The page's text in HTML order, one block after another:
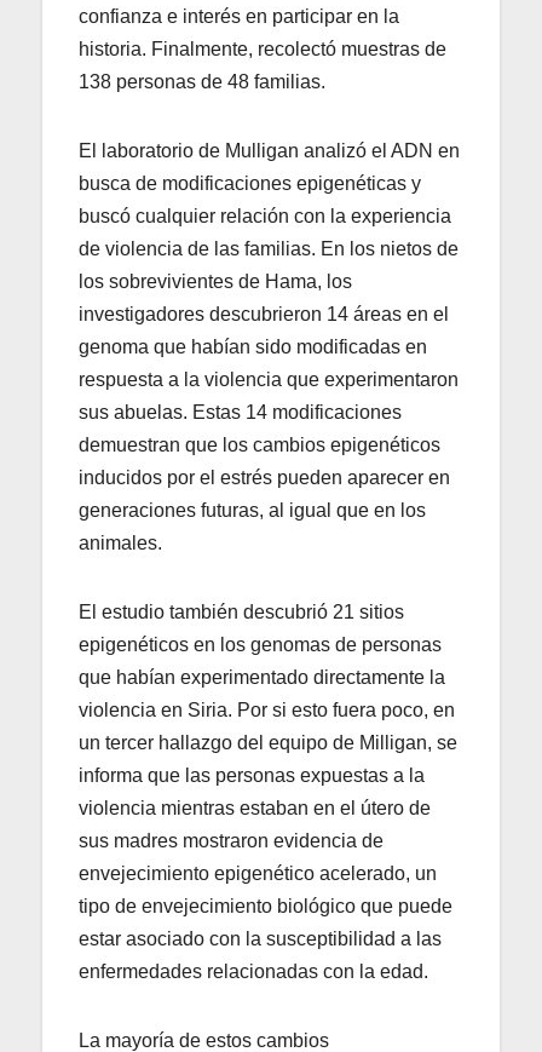
confianza e interés en participar en la
historia. Finalmente, recolectó muestras de
138 personas de 48 familias.
El laboratorio de Mulligan analizó el ADN en
busca de modificaciones epigenéticas y
buscó cualquier relación con la experiencia
de violencia de las familias. En los nietos de
los sobrevivientes de Hama, los
investigadores descubrieron 14 áreas en el
genoma que habían sido modificadas en
respuesta a la violencia que experimentaron
sus abuelas. Estas 14 modificaciones
demuestran que los cambios epigenéticos
inducidos por el estrés pueden aparecer en
generaciones futuras, al igual que en los
animales.
El estudio también descubrió 21 sitios
epigenéticos en los genomas de personas
que habían experimentado directamente la
violencia en Siria. Por si esto fuera poco, en
un tercer hallazgo del equipo de Milligan, se
informa que las personas expuestas a la
violencia mientras estaban en el útero de
sus madres mostraron evidencia de
envejecimiento epigenético acelerado, un
tipo de envejecimiento biológico que puede
estar asociado con la susceptibilidad a las
enfermedades relacionadas con la edad.
La mayoría de estos cambios